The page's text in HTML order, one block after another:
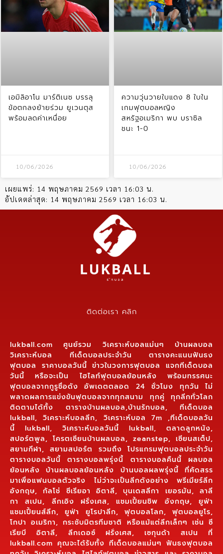
เอมิลิอาโน มาร์ติเนซ บรรลุ
ข้อตกลงย้ายร่วม ยูเวนตุส
พร้อมลดค่าเหนื่อย
10/06/2026
ความวุ่นวายใบแดง 8 ใบใน
เกมฟุตบอลหญิง
สหรัฐอเมริกา พบ บราซิล
ชนะ 1-0
10/06/2026
เผยแพร่: 14 พฤษภาคม 2569 เวลา 16:03 น.
อัปเดตล่าสุด: 14 พฤษภาคม 2569 เวลา 16:03 น.
ติดต่อเรา คลิก
lukball.com ศูนย์รวม วิเคราะห์บอลแม่นๆ บ้านผลบอล
วิเคราะห์บอล ทีเด็ดบอลประจำวัน ตารางคะแนนฟันธง
ฟุตบอล ราคาบอลวันนี้ ข่าวในวงการฟุตบอล แจกทีเด็ดบอล
วันนี้ หรือจะเป็น ไฮไลท์ฟุตบอลย้อนหลัง พร้อมทรรศนะ
ฟุตบอลจากกูรูชื่อดัง อัพเดตตลอด 24 ชั่วโมง ทุกวัน ไม่
พลาดผลการแข่งขันฟุตบอลจากทุกสนาม ทุกคู่ ทุกลีกทั่วโลก
ติดตามได้ทั้ง ตารางบ้านผลบอล,บ้านรักบอล, ทีเด็ดบอล
lukball, วิเคราะห์บอลลีก, วิเคราะห์บอล 7m ,ทีเด็ดบอลวัน
นี้ lukball, วิเคราะห์บอลวันนี้ lukball, ตลาดลูกหนัง,
สปอร์ตพูล, โครตเซียนบ้านผลบอล, zeanstep, เซียนสเต็ป,
สยามกีฬา, สยามสปอร์ต รวมถึง โปรแกรมฟุตบอลประจำวัน
ตารางบอลวันนี้ ตารางบอลพรุ่งนี้ ตารางบอลคืนนี้ ผลบอล
ย้อนหลัง บ้านผลบอลย้อนหลัง บ้านบอลผลพรุ่งนี้ ที่คัดสรร
มาเพื่อแฟนบอลตัวจริง ไม่ว่าจะเป็นลีกดังอย่าง พรีเมียร์ลีก
อังกฤษ, กัลโช่ ซีเรียอา อิตาลี, บุนเดสลีกา เยอรมัน, ลาลี
กา สเปน, ลีกเอิง ฝรั่งเศส, แชมเปี้ยนชิพ อังกฤษ, ยูฟ่า
แชมเปี้ยนส์ลีก, ยูฟ่า ยูโรปาลีก, ฟุตบอลโลก, ฟุตบอลยูโร,
โกปา อเมริกา, กระชับมิตรทีมชาติ หรือแม้แต่ลีกเล็กๆ เช่น ซี
เรียบี อิตาลี, ลีกเดอซ์ ฝรั่งเศส, เซกุนด้า สเปน ที่
lukball.com คุณจะได้รับทั้ง ทีเด็ดบอลแม่นๆ ฟันธงฟุตบอล